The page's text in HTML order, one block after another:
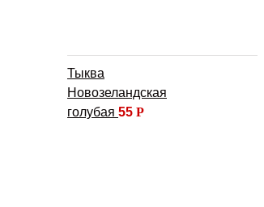
Тыква
Новозеландская
голубая 55 Р